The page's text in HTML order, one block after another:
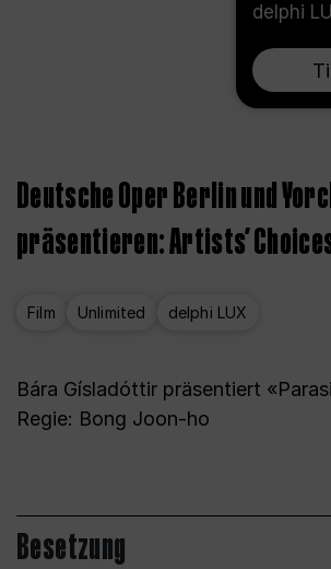
delphi
Deutsche Oper Berlin und
präsentieren: Artists’
Film Unlimited delphi LUX
Bára Gísladóttir präsentiert
Regie: Bong Joon-ho
Besetzung